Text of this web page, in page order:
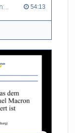
Between tradition and transformation: how owners, advisers and institutions co-create knowledge for resilient forests in Europe 54:13